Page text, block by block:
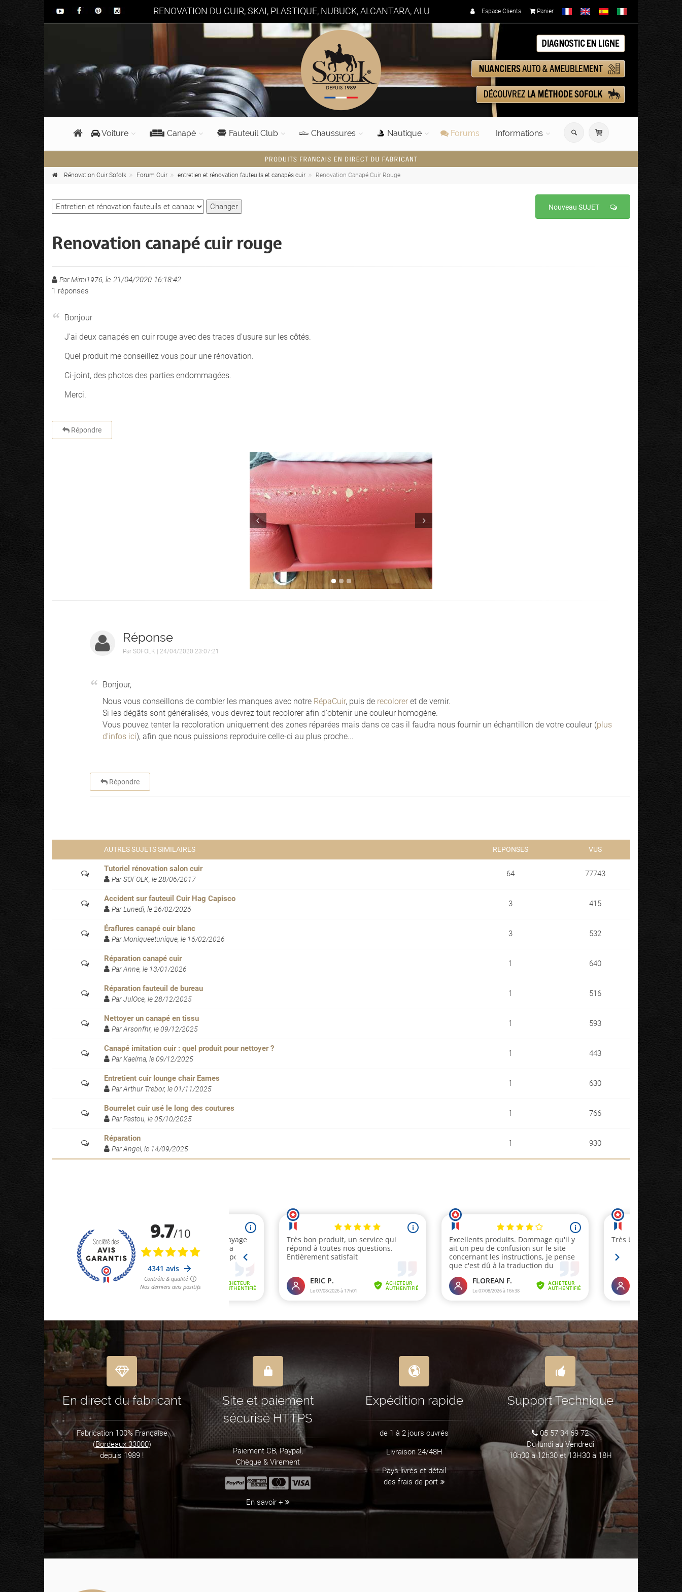
RENOVATION DU CUIR, SKAI, PLASTIQUE, NUBUCK, ALCANTARA, ALU Espace Clients Panier
Voiture Canapé Fauteuil Club Chaussures Nautique Forums Informations
Rénovation Cuir Sofolk Forum Cuir entretien et rénovation fauteuils et canapés cuir Renovation Canapé Cuir Rouge
Nouveau SUJET
Renovation canapé cuir rouge
Par Mimi1976, le 21/04/2020 16:18:42
1 réponses
Bonjour
J'ai deux canapés en cuir rouge avec des traces d'usure sur les côtés.
Quel produit me conseillez vous pour une rénovation.
Ci-joint, des photos des parties endommagées.
Merci.
Répondre
Prev Next
Réponse
Par SOFOLK | 24/04/2020 23:07:21
Bonjour,
Nous vous conseillons de combler les manques avec notre RépaCuir, puis de recolorer et de vernir.
Si les dégâts sont généralisés, vous devrez tout recolorer afin d'obtenir une couleur homogène.
Vous pouvez tenter la recoloration uniquement des zones réparées mais dans ce cas il faudra nous fournir un échantillon de votre couleur (plus
d'infos ici), afin que nous puissions reproduire celle-ci au plus proche...
Répondre
AUTRES SUJETS SIMILAIRES REPONSES VUS
Tutoriel rénovation salon cuir
Par SOFOLK, le 28/06/2017
64 77743
Accident sur fauteuil Cuir Hag Capisco
Par Lunedi, le 26/02/2026
3 415
Éraflures canapé cuir blanc
Par Moniqueetunique, le 16/02/2026
3 532
Réparation canapé cuir
Par Anne, le 13/01/2026
1 640
Réparation fauteuil de bureau
Par JulOce, le 28/12/2025
1 516
Nettoyer un canapé en tissu
Par Arsonfhr, le 09/12/2025
1 593
Canapé imitation cuir : quel produit pour nettoyer ?
Par Kaelma, le 09/12/2025
1 443
Entretient cuir lounge chair Eames
Par Arthur Trebor, le 01/11/2025
1 630
Bourrelet cuir usé le long des coutures
Par Pastou, le 05/10/2025
1 766
Réparation
Par Angel, le 14/09/2025
1 930
En direct du fabricant
Fabrication 100% Française
(Bordeaux 33000)
depuis 1989 !
Site et paiement
sécurisé HTTPS
Paiement CB, Paypal,
Chèque & Virement
En savoir +
Expédition rapide
de 1 à 2 jours ouvrés
Livraison 24/48H
Pays livrés et détail
des frais de port
Support Technique
05 57 34 69 72
Du lundi au Vendredi
10h00 à 12h30 et 13H30 à 18H